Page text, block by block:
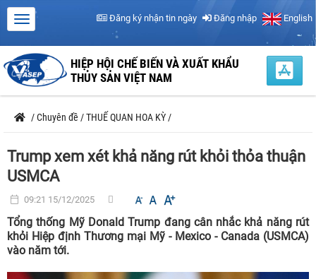
Đăng ký nhận tin ngày Đăng nhập English
HIỆP HỘI CHẾ BIẾN VÀ XUẤT KHẨU
THỦY SẢN VIỆT NAM
/Chuyên đề /THUẾ QUAN HOA KỲ /
Trump xem xét khả năng rút khỏi thỏa thuận
USMCA
09:21 15/12/2025
Tổng thống Mỹ Donald Trump đang cân nhắc khả năng rút
khỏi Hiệp định Thương mại Mỹ - Mexico - Canada (USMCA)
vào năm tới.